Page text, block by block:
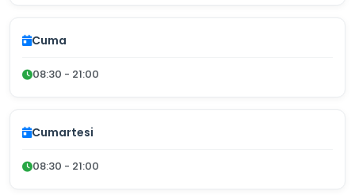
Cuma
08:30 - 21:00
Cumartesi
08:30 - 21:00